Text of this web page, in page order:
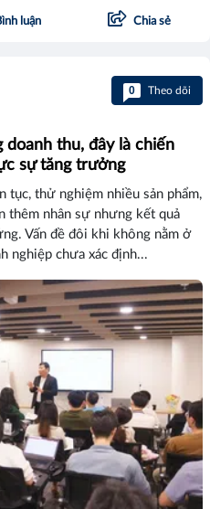
luận Chia sẻ
0 Theo dõi
doanh thu, đây là chiến
sự tăng trưởng
tục, thử nghiệm nhiều sản phẩm,
thêm nhân sự nhưng kết quả
Vấn đề đôi khi không nằm ở
nghiệp chưa xác định...